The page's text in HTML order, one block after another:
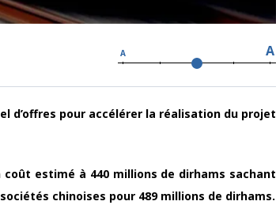
A A
d’offres pour accélérer la réalisation du projet
coût estimé à 440 millions de dirhams sachant
chinoises pour 489 millions de dirhams.